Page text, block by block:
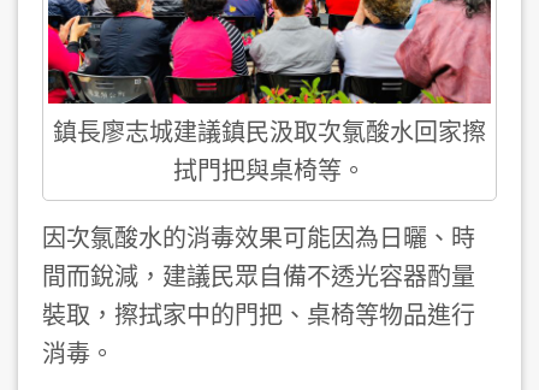
鎮長廖志城建議鎮民汲取次氯酸水回家擦
拭門把與桌椅等。
因次氯酸水的消毒效果可能因為日曬、時
間而銳減，建議民眾自備不透光容器酌量
裝取，擦拭家中的門把、桌椅等物品進行
消毒。